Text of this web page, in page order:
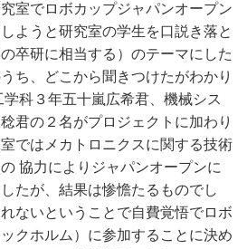
室でロボカップジャパンオープン
ようと研究室の学生を口説き落と
卒研に相当する）のテーマにした
ち、どこから聞きつけたがわかり
科３年五十嵐広希君、機械シス
君の２名がプロジェクトに加わり
ではメカトロニクスに関する技術
協力によりジャパンオープンに
たが、結果は惨憺たるものでし
ないということで自費覚悟でロボ
クホルム）に参加することに決め